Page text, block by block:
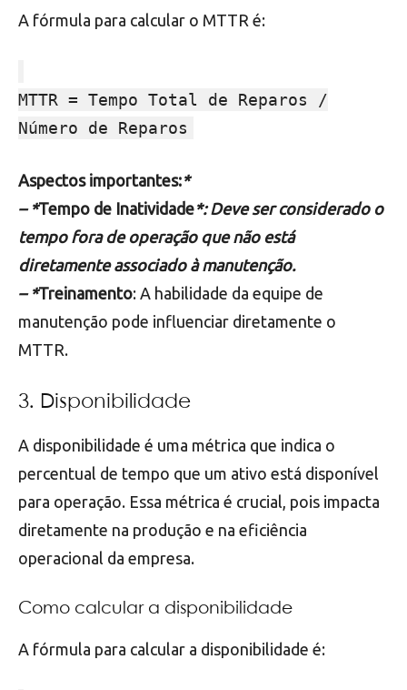
A fórmula para calcular o MTTR é:
MTTR = Tempo Total de Reparos /
Número de Reparos
Aspectos importantes:*
– *Tempo de Inatividade*: Deve ser considerado o
tempo fora de operação que não está
diretamente associado à manutenção.
– *Treinamento: A habilidade da equipe de
manutenção pode influenciar diretamente o
MTTR.
3. Disponibilidade
A disponibilidade é uma métrica que indica o
percentual de tempo que um ativo está disponível
para operação. Essa métrica é crucial, pois impacta
diretamente na produção e na eficiência
operacional da empresa.
Como calcular a disponibilidade
A fórmula para calcular a disponibilidade é: